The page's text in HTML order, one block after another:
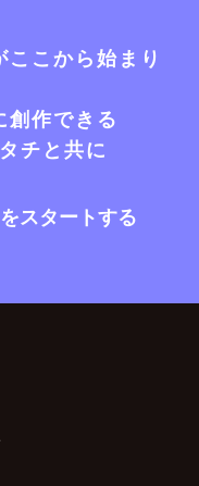
こから始まり
創作できる
チと共に
スタートする